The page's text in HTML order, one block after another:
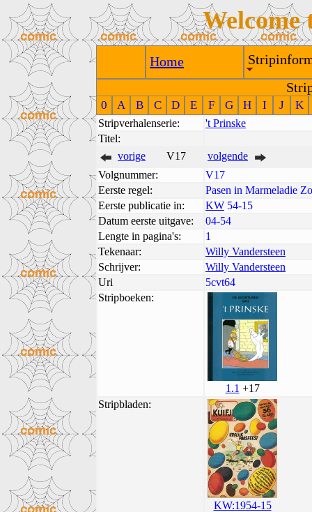
Welcome
Home
0 A B C D E F G H I J K
Stripverhalenserie:
't Prinske
Titel:
vorige
V17
volgende
Volgnummer:
V17
Eerste regel:
Pasen in Marmeladie
Eerste publicatie in:
KW 54-15
Datum eerste uitgave:
04-54
Lengte in pagina's:
1
Tekenaar:
Willy Vandersteen
Schrijver:
Willy Vandersteen
Uri
5cvt64
Stripboeken:
1.1 +17
Stripbladen:
KW:1954-15